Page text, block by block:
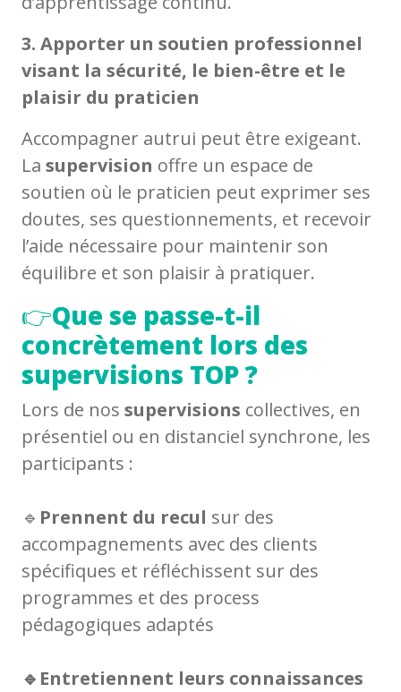
3. Apporter un soutien professionnel
visant la sécurité, le bien-être et le
plaisir du praticien
Accompagner autrui peut être exigeant.
La supervision offre un espace de
soutien où le praticien peut exprimer ses
doutes, ses questionnements, et recevoir
l’aide nécessaire pour maintenir son
équilibre et son plaisir à pratiquer.
👉Que se passe-t-il
concrètement lors des
supervisions TOP ?
Lors de nos supervisions collectives, en
présentiel ou en distanciel synchrone, les
participants :
🔹 Prennent du recul sur des
accompagnements avec des clients
spécifiques et réfléchissent sur des
programmes et des process
pédagogiques adaptés
🔹Entretiennent leurs connaissances